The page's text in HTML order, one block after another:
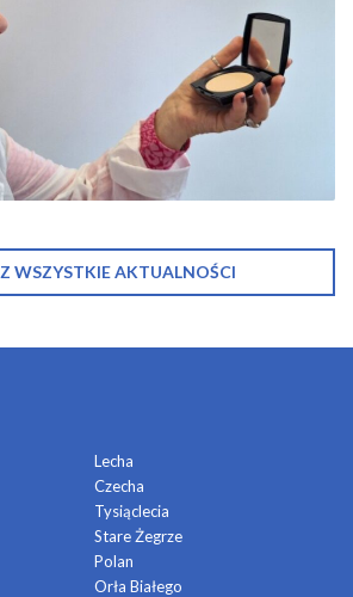
WSZYSTKIE AKTUALNOŚCI
Lecha
Czecha
Tysiąclecia
Stare Żegrze
Polan
Orła Białego